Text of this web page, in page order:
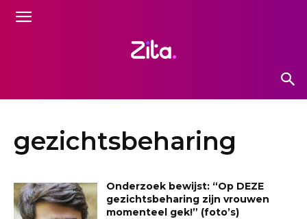
gezichtsbeharing
Onderzoek bewijst: “Op DEZE
gezichtsbeharing zijn vrouwen
momenteel gek!” (foto’s)